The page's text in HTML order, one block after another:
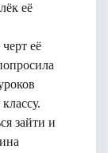
её
её
зайти и